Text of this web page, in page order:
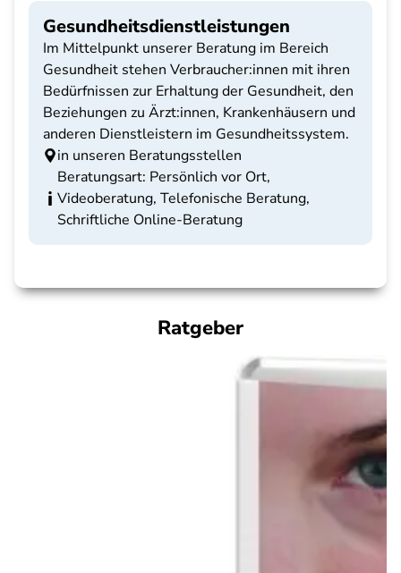
Gesundheitsdienstleistungen
Im Mittelpunkt unserer Beratung im Bereich
Gesundheit stehen Verbraucher:innen mit ihren
Bedürfnissen zur Erhaltung der Gesundheit, den
Beziehungen zu Ärzt:innen, Krankenhäusern und
anderen Dienstleistern im Gesundheitssystem.
in unseren Beratungsstellen
Beratungsart: Persönlich vor Ort,
Videoberatung, Telefonische Beratung,
Schriftliche Online-Beratung
Ratgeber